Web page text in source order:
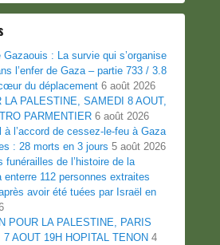
: La survie qui s’organise
l’enfer de Gaza – partie 733 / 3.8
du déplacement 6 août 2026
LA PALESTINE, SAMEDI 8 AOUT,
PARMENTIER 6 août 2026
à l’accord de cessez-le-feu à Gaza
: 28 morts en 3 jours 5 août 2026
funérailles de l’histoire de la
enterre 112 personnes extraites
avoir été tuées par Israël en
POUR LA PALESTINE, PARIS
AOUT 19H HOPITAL TENON 4